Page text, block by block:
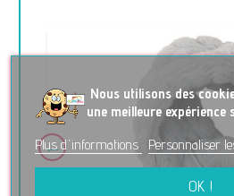
Nous utilisons des
une meilleure expérience
Plus d'informations
Personnaliser
OK !